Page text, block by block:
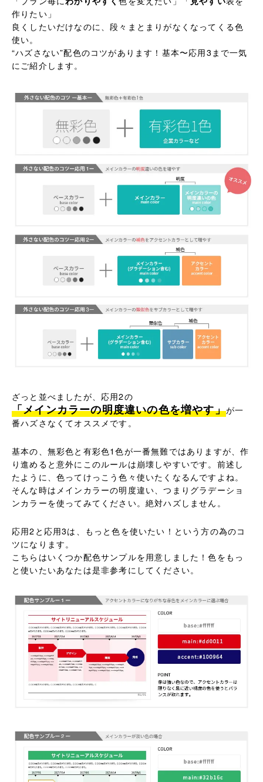
作りたい」
良くしたいだけなのに、段々まとまりがなくなってくる色
使い。
“ハズさない”配色のコツがあります！基本〜応用3まで一気
にご紹介します。
ざっと並べましたが、応用2の
「メインカラーの明度違いの色を増やす」が一
番ハズさなくてオススメです。
基本の、無彩色と有彩色1色が一番無難ではありますが、作
り進めると意外にこのルールは崩壊しやすいです。前述し
たように、色ってけっこう色々使いたくなるんですよね。
そんな時はメインカラーの明度違い、つまりグラデーショ
ンカラーを使ってみてください。絶対ハズしません。
応用2と応用3は、もっと色を使いたい！という方の為のコ
ツになります。
こちらはいくつか配色サンプルを用意しました！色をもっ
と使いたいあなたは是非参考にしてください。